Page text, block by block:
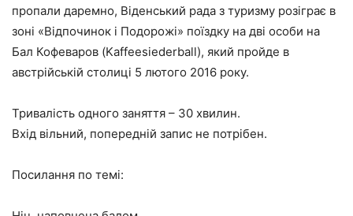
пропали даремно, Віденський рада з туризму розіграє в
зоні «Відпочинок і Подорожі» поїздку на дві особи на
Бал Кофеваров (Kaffeesiederball), який пройде в
австрійській столиці 5 лютого 2016 року.
Тривалість одного заняття – 30 хвилин.
Вхід вільний, попередній запис не потрібен.
Посилання по темі: